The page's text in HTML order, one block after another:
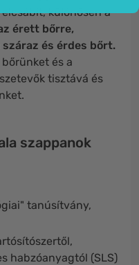
különösen a
érett bőrre,
és érdes bőrt.
és a
tisztává és
szappanok
tanúsítvány,
habzóanyagtól (SLS)